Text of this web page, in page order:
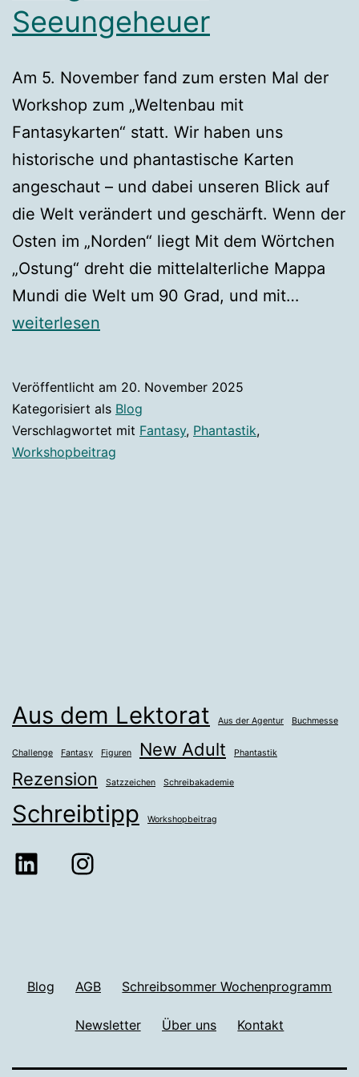
Seeungeheuer
Am 5. November fand zum ersten Mal der
Workshop zum „Weltenbau mit
Fantasykarten“ statt. Wir haben uns
historische und phantastische Karten
angeschaut – und dabei unseren Blick auf
die Welt verändert und geschärft. Wenn der
Osten im „Norden“ liegt Mit dem Wörtchen
„Ostung“ dreht die mittelalterliche Mappa
Mundi die Welt um 90 Grad, und mit…
weiterlesen
Veröffentlicht am 20. November 2025
Kategorisiert als Blog
Verschlagwortet mit Fantasy, Phantastik,
Workshopbeitrag
Aus dem Lektorat Aus der Agentur Buchmesse
Challenge Fantasy Figuren New Adult Phantastik
Rezension Satzzeichen Schreibakademie
Schreibtipp Workshopbeitrag
LinkedInInstagram
Blog AGB Schreibsommer Wochenprogramm
Newsletter Über uns Kontakt